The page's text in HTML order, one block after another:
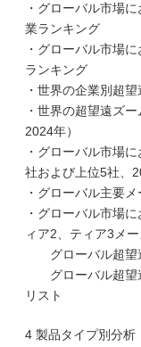
・グローバル市場
業ランキング
・グローバル市場
ランキング
・世界の企業別超
・世界の超望遠ズ
2024年）
・グローバル市場
社および上位5社、
・グローバル主要
・グローバル市場
ィア2、ティア3メ
グローバル超望
グローバル超望
リスト
4 製品タイプ別分析